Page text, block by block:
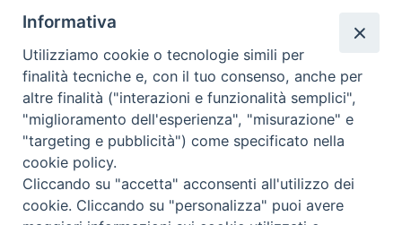
+39 0883.592596
ORARIO E CALENDARI
Orari uffici
Calendario diocesano
Orario messe
Informativa
Utilizziamo cookie o tecnologie simili per
finalità tecniche e, con il tuo consenso, anche per
altre finalità ("interazioni e funzionalità semplici",
"miglioramento dell'esperienza", "misurazione" e
"targeting e pubblicità") come specificato nella
cookie policy.
Cliccando su "accetta" acconsenti all'utilizzo dei
cookie. Cliccando su "personalizza" puoi avere